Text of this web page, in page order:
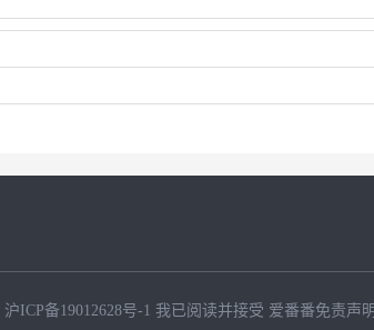
沪ICP备19012628号-1 我已阅读并接受 爱番番免责声明